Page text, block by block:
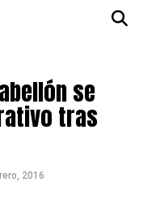
se
tras
2016